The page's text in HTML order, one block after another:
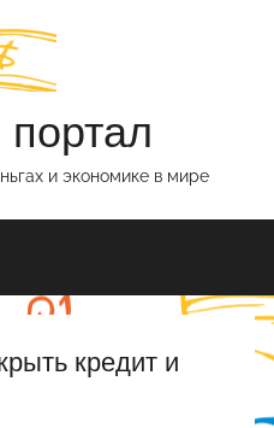
и экономике в мире
кредит и